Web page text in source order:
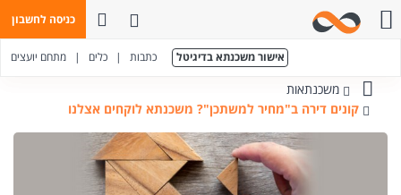
כניסה לחשבון
פתח חיפושחייגו אלינו
אישור משכנתא בדיגיטל כתבות | כלים | מתחם יועצים
בנק
משכנתאות
קונים דירה ב"מחיר למשתכן"? משכנתא לוקחים אצלנו